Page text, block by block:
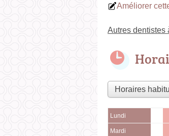
Améliorer
Autres dentistes
Lundi
Mardi